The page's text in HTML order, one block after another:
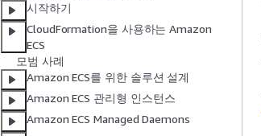
시작하기
CloudFormation을 사용하는 Amazon
ECS
모범 사례
Amazon ECS를 위한 솔루션 설계
Amazon ECS 관리형 인스턴스
Amazon ECS Managed Daemons